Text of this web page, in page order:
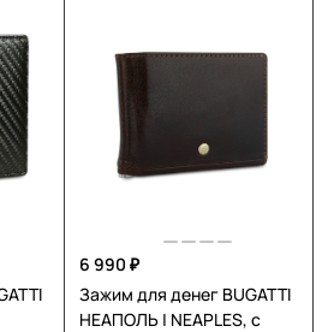
6 990 ₽
Зажим для денег BUGATTI
НЕАПОЛЬ | NEAPLES, с